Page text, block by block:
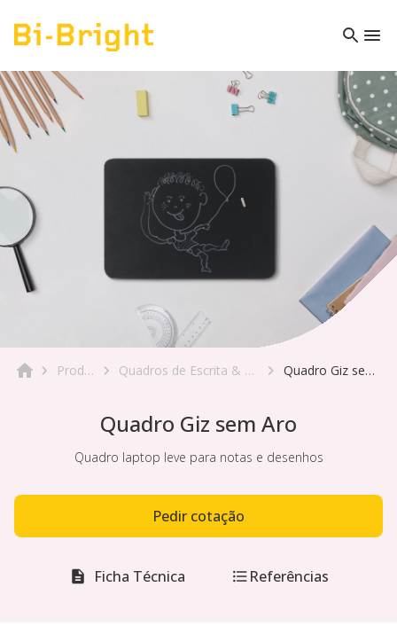
Produto Quadros de Escrita & Móveis Quadro Giz sem Aro
Quadro Giz sem Aro
Quadro laptop leve para notas e desenhos
Pedir cotação
Ficha Técnica Referências